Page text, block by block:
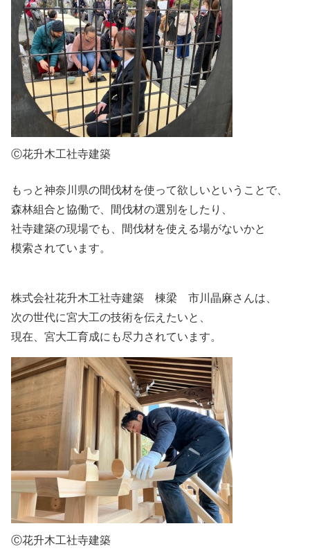
Ⓒ花升木工社寺建築
もっと神奈川県の間伐材を使って欲しいということで、
森林組合と協働で、間伐材の選別をしたり、
社寺建築の現場でも、間伐材を使える場がないかと
模索されています。
株式会社花升木工社寺建築 棟梁 市川晶麻さんは、
次の世代に宮大工の技術を伝えたいと、
現在、宮大工育成にも尽力されています。
Ⓒ花升木工社寺建築